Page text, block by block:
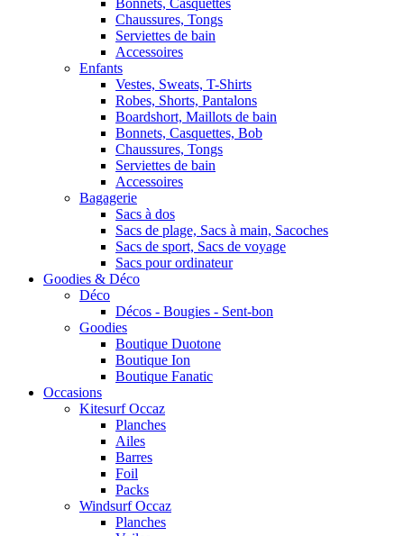
Bonnets, Casquettes
Chaussures, Tongs
Serviettes de bain
Accessoires
Enfants
Vestes, Sweats, T-Shirts
Robes, Shorts, Pantalons
Boardshort, Maillots de bain
Bonnets, Casquettes, Bob
Chaussures, Tongs
Serviettes de bain
Accessoires
Bagagerie
Sacs à dos
Sacs de plage, Sacs à main, Sacoches
Sacs de sport, Sacs de voyage
Sacs pour ordinateur
Goodies & Déco
Déco
Décos - Bougies - Sent-bon
Goodies
Boutique Duotone
Boutique Ion
Boutique Fanatic
Occasions
Kitesurf Occaz
Planches
Ailes
Barres
Foil
Packs
Windsurf Occaz
Planches